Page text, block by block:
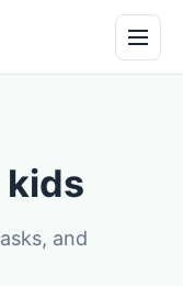
kids
and